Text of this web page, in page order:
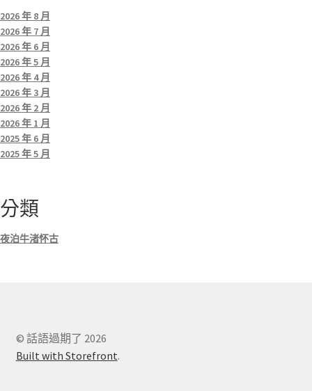
2026 年 8 月
2026 年 7 月
2026 年 6 月
2026 年 5 月
2026 年 4 月
2026 年 3 月
2026 年 2 月
2026 年 1 月
2025 年 6 月
2025 年 5 月
分類
夜泊牛渚怀古
© 話語過期了 2026
Built with Storefront.